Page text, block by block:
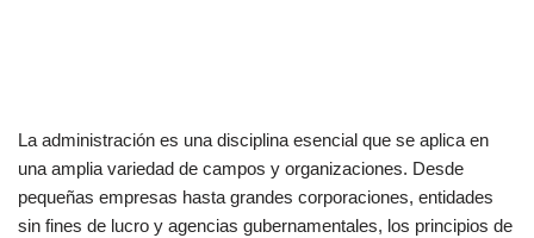
La administración es una disciplina esencial que se aplica en
una amplia variedad de campos y organizaciones. Desde
pequeñas empresas hasta grandes corporaciones, entidades
sin fines de lucro y agencias gubernamentales, los principios de